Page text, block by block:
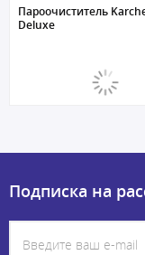
Пароочиститель
Deluxe
Подписка на